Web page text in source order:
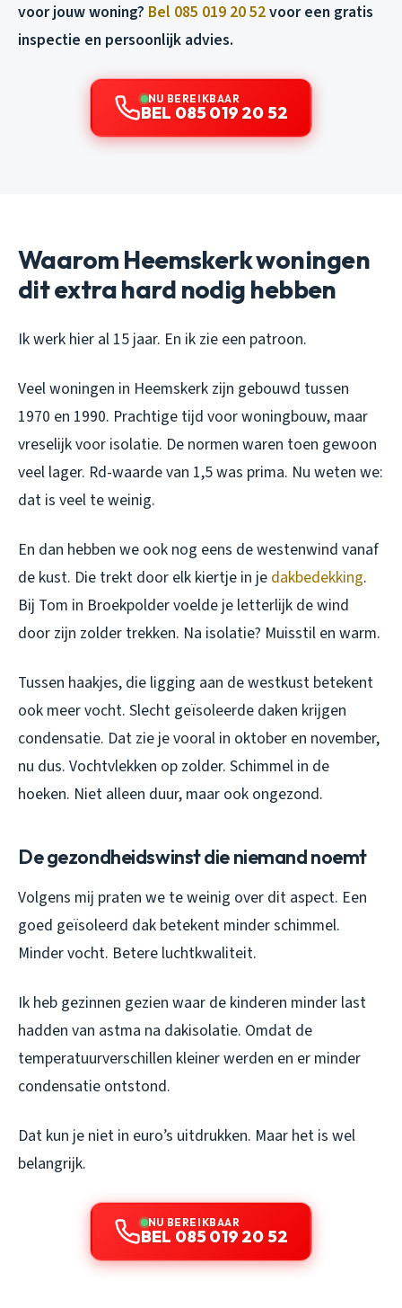
voor jouw woning? Bel 085 019 20 52voor een gratis
inspectie en persoonlijk advies.
NU BEREIKBAAR
BEL 085 019 20 52
Waarom Heemskerk woningen
dit extra hard nodig hebben
Ik werk hier al 15 jaar. En ik zie een patroon.
Veel woningen in Heemskerk zijn gebouwd tussen
1970 en 1990. Prachtige tijd voor woningbouw, maar
vreselijk voor isolatie. De normen waren toen gewoon
veel lager. Rd-waarde van 1,5 was prima. Nu weten we:
dat is veel te weinig.
En dan hebben we ook nog eens de westenwind vanaf
de kust. Die trekt door elk kiertje in je dakbedekking.
Bij Tom in Broekpolder voelde je letterlijk de wind
door zijn zolder trekken. Na isolatie? Muisstil en warm.
Tussen haakjes, die ligging aan de westkust betekent
ook meer vocht. Slecht geïsoleerde daken krijgen
condensatie. Dat zie je vooral in oktober en november,
nu dus. Vochtvlekken op zolder. Schimmel in de
hoeken. Niet alleen duur, maar ook ongezond.
De gezondheidswinst die niemand noemt
Volgens mij praten we te weinig over dit aspect. Een
goed geïsoleerd dak betekent minder schimmel.
Minder vocht. Betere luchtkwaliteit.
Ik heb gezinnen gezien waar de kinderen minder last
hadden van astma na dakisolatie. Omdat de
temperatuurverschillen kleiner werden en er minder
condensatie ontstond.
Dat kun je niet in euro’s uitdrukken. Maar het is wel
belangrijk.
NU BEREIKBAAR
BEL 085 019 20 52